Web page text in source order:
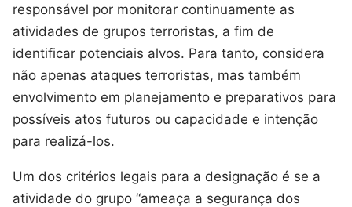
responsável por monitorar continuamente as
atividades de grupos terroristas, a fim de
identificar potenciais alvos. Para tanto, considera
não apenas ataques terroristas, mas também
envolvimento em planejamento e preparativos para
possíveis atos futuros ou capacidade e intenção
para realizá-los.
Um dos critérios legais para a designação é se a
atividade do grupo “ameaça a segurança dos